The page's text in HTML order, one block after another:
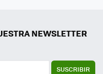
NEWSLETTER
SUSCRIBIR